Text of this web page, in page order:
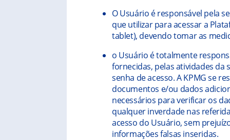
O Usuário é responsável pela
que utilizar para acessar a
tablet), devendo tomar as
o Usuário é totalmente
fornecidas, pelas atividades da
senha de acesso. A KPMG se
documentos e/ou dados
necessários para verificar os
qualquer inverdade nas
acesso do Usuário, sem
informações falsas inseridas.